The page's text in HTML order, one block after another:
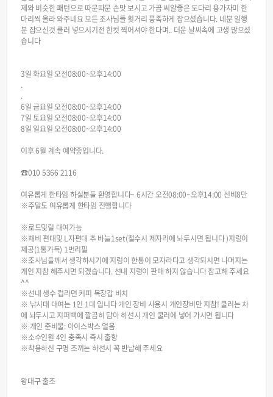
제와 비슷한 패턴으로 따문따문 손맛 보시고 가끔 씨알좋은 도다리 용가자미 한
마리씩 올라 와주네요 모든 조사님들 횟거리 풍족하게 잡으셨습니다. 네분 일행
분 잡으신것 쿨러 넣으시기전 한컷 찍어셔야 한다며.. 더운 날씨속에 고생 많으셨
습니다
3일 화요일 오전08:00~오후14:00
.
.
6일 금요일 오전08:00~오후14:00
7일 토요일 오전08:00~오후14:00
8일 일요일 오전08:00~오후14:00
이후 6월 계속 예약중입니다.
☎️010 5366 2116
여유롭게 한타임 하실분들 환영합니다~ 6시간 오전08:00~오후14:00 선비8만
※주말도 여유롭게 한타임 진행합니다
※로드및릴 대여가능
※채비 편대및 L자편대 추 바늘1set(철수시 제자리에 놔두시면 됩니다 )지렁이
제공(1통가득) 1번리필
※조사님들께서 생각하시기에 지렁이 한통이 모자라다고 생각되시면 나머지는
개인 지참 해주시면 되겠습니다. 선내 지렁이 판매 하지 않습니다 참고해 주세요
^^
※선내 생수 컵라면 커피 목장갑 비치
※ 낚시대 대여는 1인 1대 입니다 개인 장비 사용시 개인장비만 지참! 쿨러는 차
에 놔두시고 지퍼백에 깔끔히 담아 하선시 개인 쿨러에 넣어 가시면 됩니다
※ 개인 준비물: 아이스박스 얼음
※소수인원 4인 충족시 즉시 출항
※착용하신 구명 조끼는 하선시 꼭 반납해 주세요
왕대구 출조